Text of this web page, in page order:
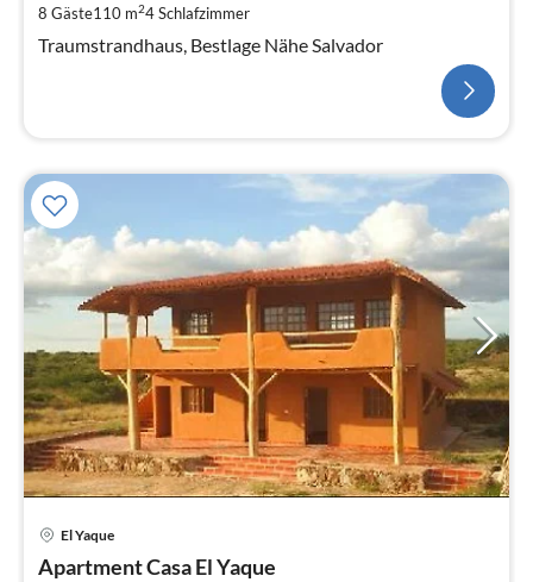
8 Gäste110 m24Schlafzimmer
Traumstrandhaus, Bestlage Nähe Salvador
El Yaque
Apartment Casa El Yaque